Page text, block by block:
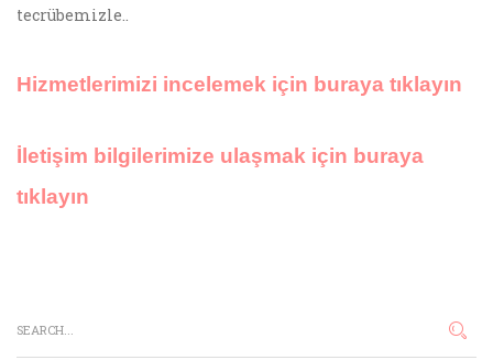
tecrübemizle..
Hizmetlerimizi incelemek için buraya tıklayın
İletişim bilgilerimize ulaşmak için buraya
tıklayın